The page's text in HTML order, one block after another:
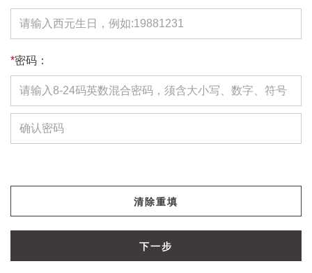
*密码：